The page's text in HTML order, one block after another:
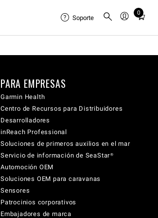
Soporte
0
Total
cart:
PARA EMPRESAS
Garmin Health
Centro de Recursos para Distribuidores
Desarrolladores
inReach Professional
Soluciones de primeros auxilios en el mar
Servicio de información de SeaStar®
Automoción OEM
Soluciones OEM para caravanas
Sensores
Patrocinios corporativos
Embajadores de marca